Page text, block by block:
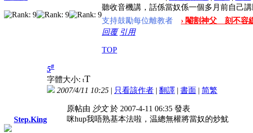
聽收音機講，話係當奴係一個多月前自己講
支持鼓勵每位離教者
› 閹割神父 刻不容
回覆 引用
TOP
Step.King
5#
字體大小: tT
2007/4/11 10:25 | 只看該作者 | 翻譯 | 書面 | 简繁
原帖由 沙文於 2007-4-11 06:35 發表
咪hup我唔熟基本法啦，温總無權將當奴的炒魷